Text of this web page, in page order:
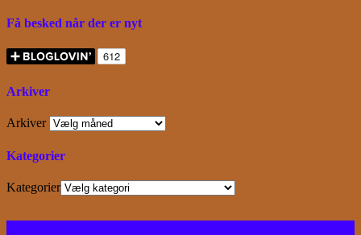
Få besked når der er nyt
Arkiver
Arkiver
Kategorier
Kategorier